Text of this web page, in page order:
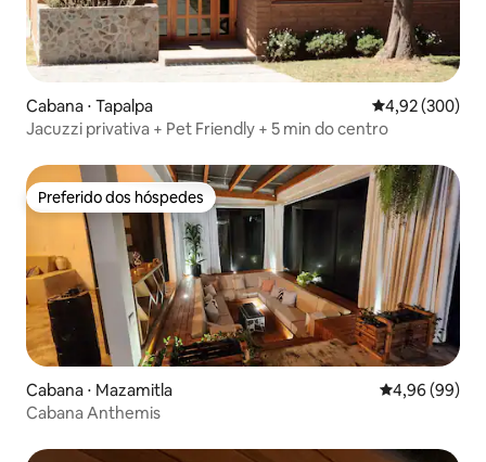
Cabana ⋅ Tapalpa 4,92 de uma
4,92 (300)
Jacuzzi privativa + Pet Friendly + 5 min do centro
Preferido dos hóspedes
Preferido dos hóspedes
Cabana ⋅ Mazamitla 4,96 de uma
4,96 (99)
Cabana Anthemis